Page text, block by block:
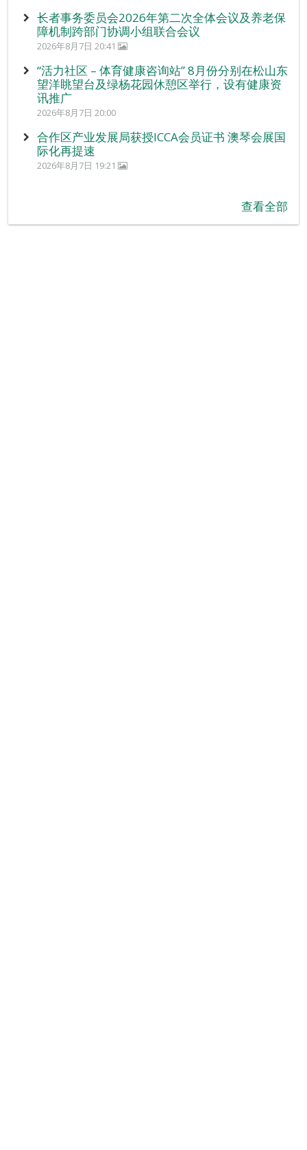
长者事务委员会2026年第二次全体会议及养老保
障机制跨部门协调小组联合会议
2026年8月7日 20:41
“活力社区 – 体育健康咨询站” 8月份分别在松山东
望洋眺望台及绿杨花园休憩区举行，设有健康资
讯推广
2026年8月7日 20:00
合作区产业发展局获授ICCA会员证书 澳琴会展国
际化再提速
2026年8月7日 19:21
查看全部